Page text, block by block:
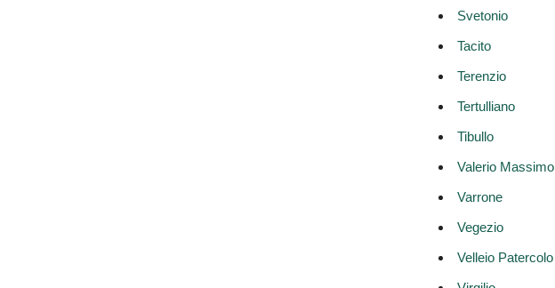
Svetonio
Tacito
Terenzio
Tertulliano
Tibullo
Valerio Massimo
Varrone
Vegezio
Velleio Patercolo